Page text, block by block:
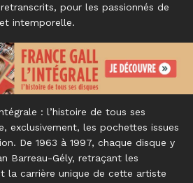
pour les passionnés de
intemporelle.
: l’histoire de tous ses
exclusivement, les pochettes issues
De 1963 à 1997, chaque disque y
Barreau-Gély, retraçant les
la carrière unique de cette artiste